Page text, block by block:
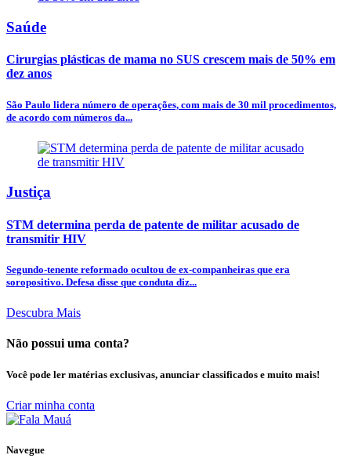
Saúde
Cirurgias plásticas de mama no SUS crescem mais de 50% em
dez anos
São Paulo lidera número de operações, com mais de 30 mil procedimentos,
de acordo com números da...
Justiça
STM determina perda de patente de militar acusado de
transmitir HIV
Segundo-tenente reformado ocultou de ex-companheiras que era
soropositivo. Defesa disse que conduta diz...
Descubra Mais
Não possui uma conta?
Você pode ler matérias exclusivas, anunciar classificados e muito mais!
Criar minha conta
Navegue